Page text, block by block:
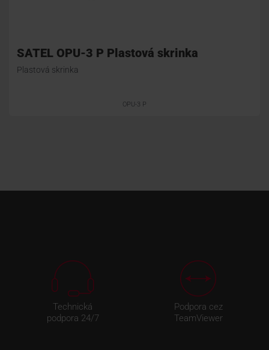
SATEL OPU-3 P Plastová skrinka
Plastová skrinka
OPU-3 P
Technická
podpora 24/7
Podpora cez
TeamViewer